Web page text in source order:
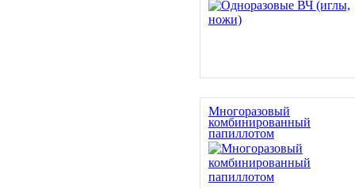
Многоразовый
комбинированный
папиллотом